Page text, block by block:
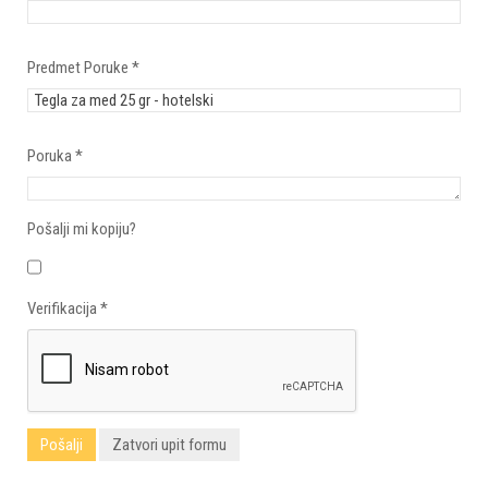
Predmet Poruke *
Poruka *
Pošalji mi kopiju?
Verifikacija *
Pošalji Zatvori upit formu